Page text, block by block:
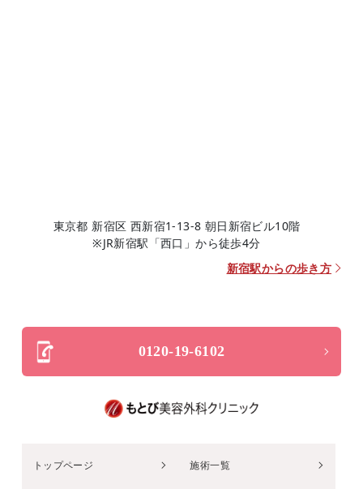
東京都 新宿区 西新宿1-13-8 朝日新宿ビル10階
※JR新宿駅「西口」から徒歩4分
新宿駅からの歩き方
0120-19-6102
トップページ 施術一覧